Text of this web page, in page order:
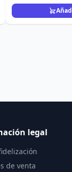
legal
de venta